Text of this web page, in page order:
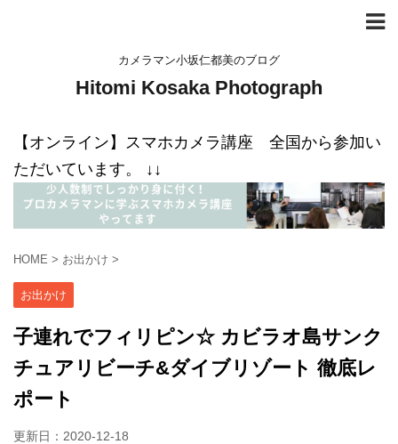
カメラマン小坂仁都美のブログ
Hitomi Kosaka Photograph
【オンライン】スマホカメラ講座 全国から参加い
ただいています。 ↓↓
HOME > お出かけ >
お出かけ
子連れでフィリピン☆ カビラオ島サンク
チュアリビーチ&ダイブリゾート 徹底レ
ポート
更新日： 2020-12-18